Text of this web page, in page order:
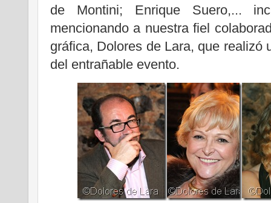
de Montini; Enrique Suero,...
mencionando a nuestra fiel
gráfica, Dolores de Lara, que realizó
del entrañable evento.